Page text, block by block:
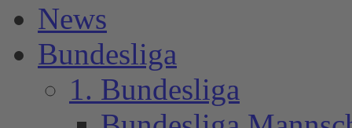
News
Bundesliga
1. Bundesliga